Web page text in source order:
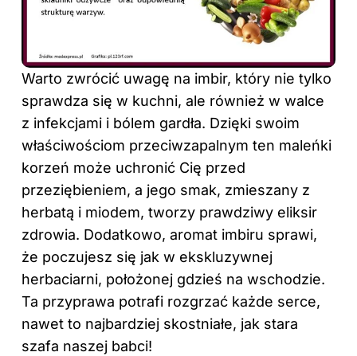
Warto zwrócić uwagę na imbir, który nie tylko
sprawdza się w kuchni, ale również w walce
z infekcjami i bólem gardła. Dzięki swoim
właściwościom przeciwzapalnym ten maleńki
korzeń może uchronić Cię przed
przeziębieniem, a jego smak, zmieszany z
herbatą i miodem, tworzy prawdziwy eliksir
zdrowia. Dodatkowo, aromat imbiru sprawi,
że poczujesz się jak w ekskluzywnej
herbaciarni, położonej gdzieś na wschodzie.
Ta przyprawa potrafi rozgrzać każde serce,
nawet to najbardziej skostniałe, jak stara
szafa naszej babci!